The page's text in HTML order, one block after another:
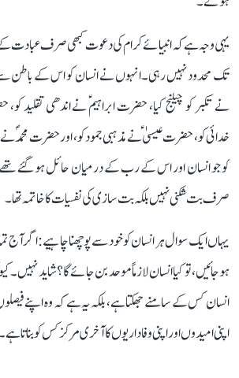
یہی وجہ ہے کہ انبیائے کرام کی دعوت کبھی صرف عبادت
تک محدود نہیں رہی۔ انہوں نے انسان کو اس کے
نے تکبر کو چیلنج کیا، حضرت ابراہیمؑ نے اندھی تقلید
خدائی کو، حضرت عیسیٰؑ نے مذہبی جمود کو، اور حضرت محمدؐ
کو جو انسان اور اس کے رب کے درمیان حائل ہو گئے
صرف بت شکنی نہیں بلکہ بت سازی کی نفسیات کا خاتمہ تھا۔
یہاں ایک سوال ہر انسان کو خود سے پوچھنا چاہیے: اگر آج
ہو جائیں، تو کیا انسان لازماً موحد بن جائے گا؟ شاید نہیں۔
انسان کس کے سامنے جھکتا ہے، بلکہ یہ ہے کہ وہ اپنے
اپنی امیدوں اور اپنی وفاداریوں کا آخری مرکز کس کو بناتا